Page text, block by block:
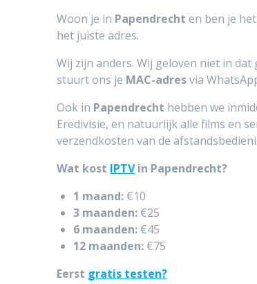
Woon je in Papendrecht en ben je
het juiste adres.
Wij zijn anders. Wij geloven niet in
stuurt ons je MAC-adresvia
Ook in Papendrecht hebben we
Eredivisie, en natuurlijk alle films en
verzendkosten van de
Wat kost IPTVin Papendrecht?
1 maand: €10
3 maanden: €25
6 maanden: €45
12 maanden: €75
Eerst gratis testen?